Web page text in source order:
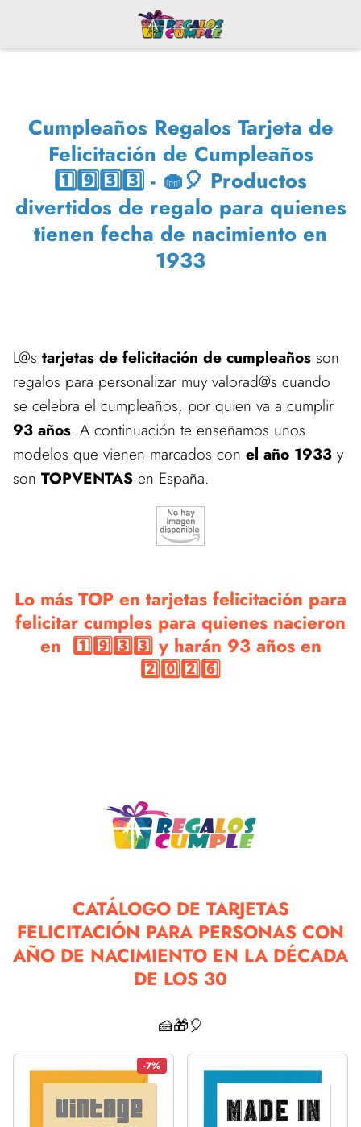
Cumpleaños Regalos Tarjeta de
Felicitación de Cumpleaños
1️⃣9️⃣3️⃣3️⃣ - 🧁🎈 Productos
divertidos de regalo para quienes
tienen fecha de nacimiento en
1933
L@s tarjetas de felicitación de cumpleaños son
regalos para personalizar muy valorad@s cuando
se celebra el cumpleaños, por quien va a cumplir
93 años. A continuación te enseñamos unos
modelos que vienen marcados con el año 1933 y
son TOPVENTAS en España.
Lo más TOP en tarjetas felicitación para
felicitar cumples para quienes nacieron
en 1️⃣9️⃣3️⃣3️⃣ y harán 93 años en
2️⃣0️⃣2️⃣6️⃣
CATÁLOGO DE TARJETAS
FELICITACIÓN PARA PERSONAS CON
AÑO DE NACIMIENTO EN LA DÉCADA
DE LOS 30
🍰🎁🎈
-7%